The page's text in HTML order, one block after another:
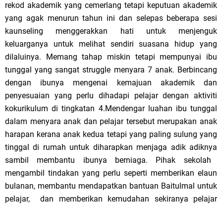
rekod akademik yang cemerlang tetapi keputuan akademik
yang agak menurun tahun ini dan selepas beberapa sesi
kaunseling menggerakkan hati untuk menjenguk
keluarganya untuk melihat sendiri suasana hidup yang
dilaluinya. Memang tahap miskin tetapi mempunyai ibu
tunggal yang sangat struggle menyara 7 anak. Berbincang
dengan ibunya
mengenai kemajuan akademik dan
penyesuaian yang perlu dihadapi pelajar dengan aktiviti
kokurikulum di tingkatan 4.Mendengar luahan ibu tunggal
dalam menyara anak dan pelajar tersebut merupakan anak
harapan kerana anak kedua tetapi yang paling sulung yang
tinggal di rumah untuk diharapkan menjaga adik adiknya
sambil membantu ibunya berniaga. Pihak sekolah
mengambil tindakan yang perlu seperti memberikan elaun
bulanan, membantu mendapatkan bantuan Baitulmal untuk
pelajar, dan memberikan kemudahan sekiranya pelajar